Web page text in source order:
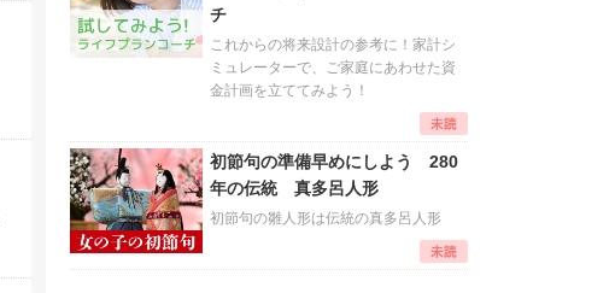
チ
これからの将来設計の参考に！家計シ
ミュレーターで、ご家庭にあわせた資
金計画を立ててみよう！
初節句の準備早めにしよう 280
年の伝統 真多呂人形
初節句の雛人形は伝統の真多呂人形